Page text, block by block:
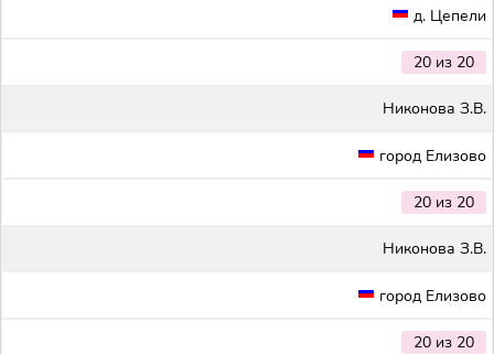
д. Цепели
20 из 20
Никонова З.В.
город Елизово
20 из 20
Никонова З.В.
город Елизово
20 из 20